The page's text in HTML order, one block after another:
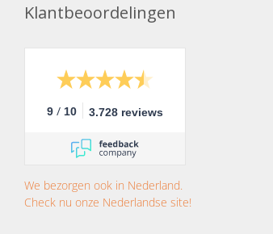
Klantbeoordelingen
9 / 10 3.728 reviews
We bezorgen ook in Nederland.
Check nu onze Nederlandse site!